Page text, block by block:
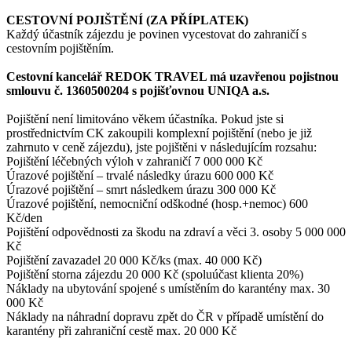
CESTOVNÍ POJIŠTĚNÍ (ZA PŘÍPLATEK)
Každý účastník zájezdu je povinen vycestovat do zahraničí s
cestovním pojištěním.
Cestovní kancelář REDOK TRAVEL má uzavřenou pojistnou
smlouvu č. 1360500204 s pojišťovnou UNIQA a.s.
Pojištění není limitováno věkem účastníka. Pokud jste si
prostřednictvím CK zakoupili komplexní pojištění (nebo je již
zahrnuto v ceně zájezdu), jste pojištěni v následujícím rozsahu:
Pojištění léčebných výloh v zahraničí 7 000 000 Kč
Úrazové pojištění – trvalé následky úrazu 600 000 Kč
Úrazové pojištění – smrt následkem úrazu 300 000 Kč
Úrazové pojištění, nemocniční odškodné (hosp.+nemoc) 600
Kč/den
Pojištění odpovědnosti za škodu na zdraví a věci 3. osoby 5 000 000
Kč
Pojištění zavazadel 20 000 Kč/ks (max. 40 000 Kč)
Pojištění storna zájezdu 20 000 Kč (spoluúčast klienta 20%)
Náklady na ubytování spojené s umístěním do karantény max. 30
000 Kč
Náklady na náhradní dopravu zpět do ČR v případě umístění do
karantény při zahraniční cestě max. 20 000 Kč